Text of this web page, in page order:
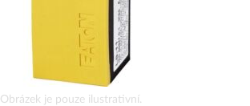
Obrázek je pouze ilustrativní.